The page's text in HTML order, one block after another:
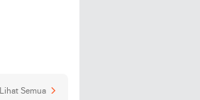
Lihat Semua